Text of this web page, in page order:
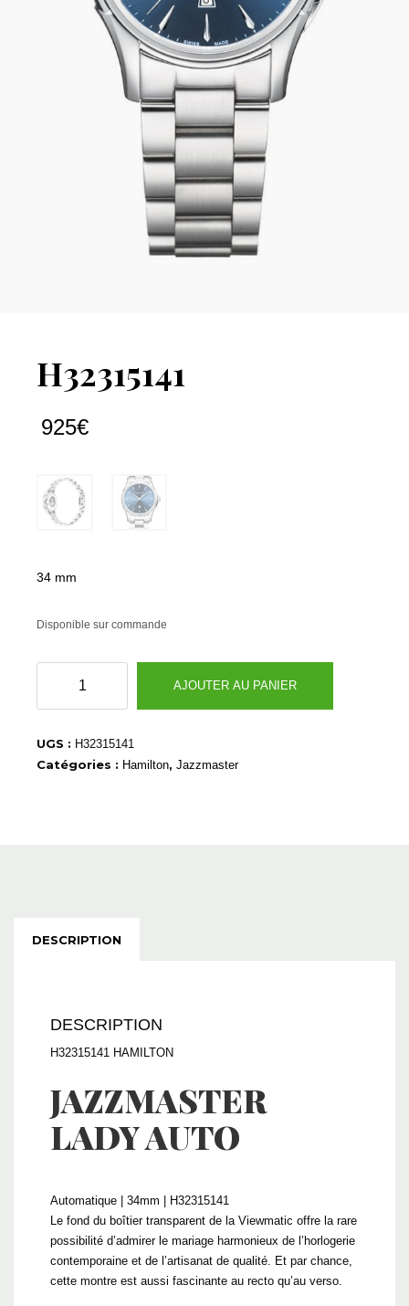
H32315141
925€
34 mm
Disponible sur commande
H32315141
AJOUTER AU PANIER
UGS : H32315141
Catégories : Hamilton, Jazzmaster
DESCRIPTION
DESCRIPTION
H32315141 HAMILTON
JAZZMASTER
LADY AUTO
Automatique | 34mm | H32315141
Le fond du boîtier transparent de la Viewmatic offre la rare
possibilité d’admirer le mariage harmonieux de l’horlogerie
contemporaine et de l’artisanat de qualité. Et par chance,
cette montre est aussi fascinante au recto qu’au verso.